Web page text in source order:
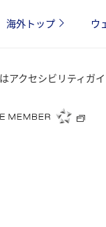
海外トップ ウ
アクセシビリティガ